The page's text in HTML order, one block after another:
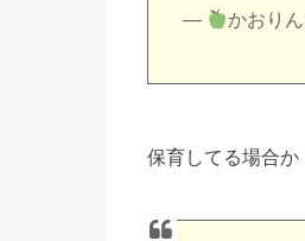
— かおり
保育してる場合か